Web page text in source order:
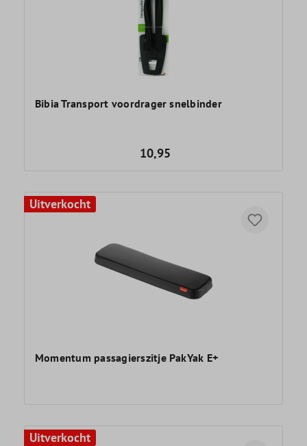
Bibia Transport voordrager snelbinder
10,95
Uitverkocht
Momentum passagierszitje PakYak E+
Uitverkocht